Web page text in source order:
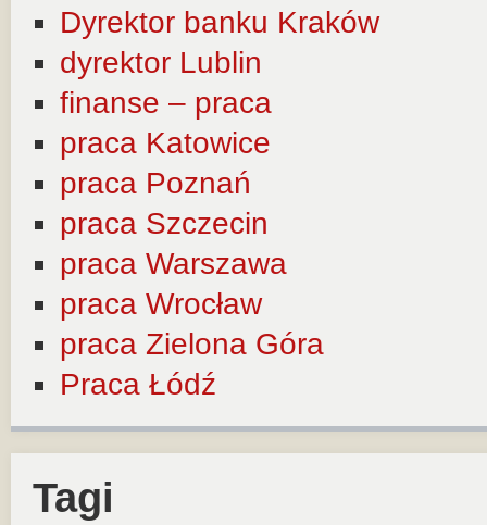
Dyrektor banku Kraków
dyrektor Lublin
finanse – praca
praca Katowice
praca Poznań
praca Szczecin
praca Warszawa
praca Wrocław
praca Zielona Góra
Praca Łódź
Tagi